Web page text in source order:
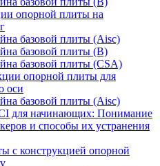
опорной плиты на
базовой плиты (Aisc)
базовой плиты (В)
базовой плиты (CSA)
опорной плиты для
оси
базовой плиты (Aisc)
для начинающих: Понимание
и способы их устранения
с конструкцией опорной